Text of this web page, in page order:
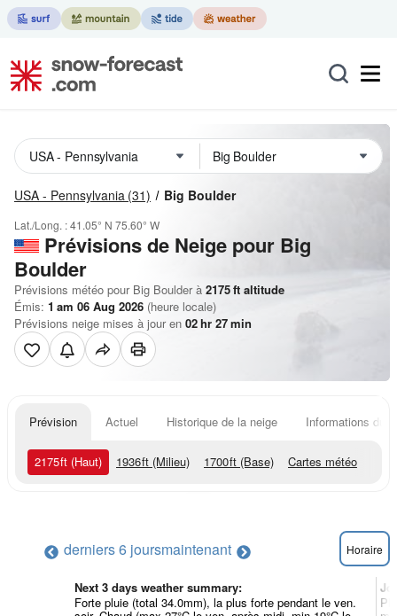
USA - Pennsylvania (31) Big Boulder
Lat./Long. :41.05° N 75.60° W
Prévisions de Neige pour Big
Boulder
Prévisions météo pour Big Boulder à 2175ft altitude
Émis: 1 am 06 Aug 2026 (heure locale)
Prévisions neige mises à jour en 02hr 27min
Prévision Actuel Historique de la neige Informations du
2175ft (Haut) 1936ft (Milieu) 1700ft (Base) Cartes météo
derniers 6 joursmaintenant Horaire
Next 3 days weather summary:
Forte pluie (total 34.0mm), la plus forte pendant le ven.